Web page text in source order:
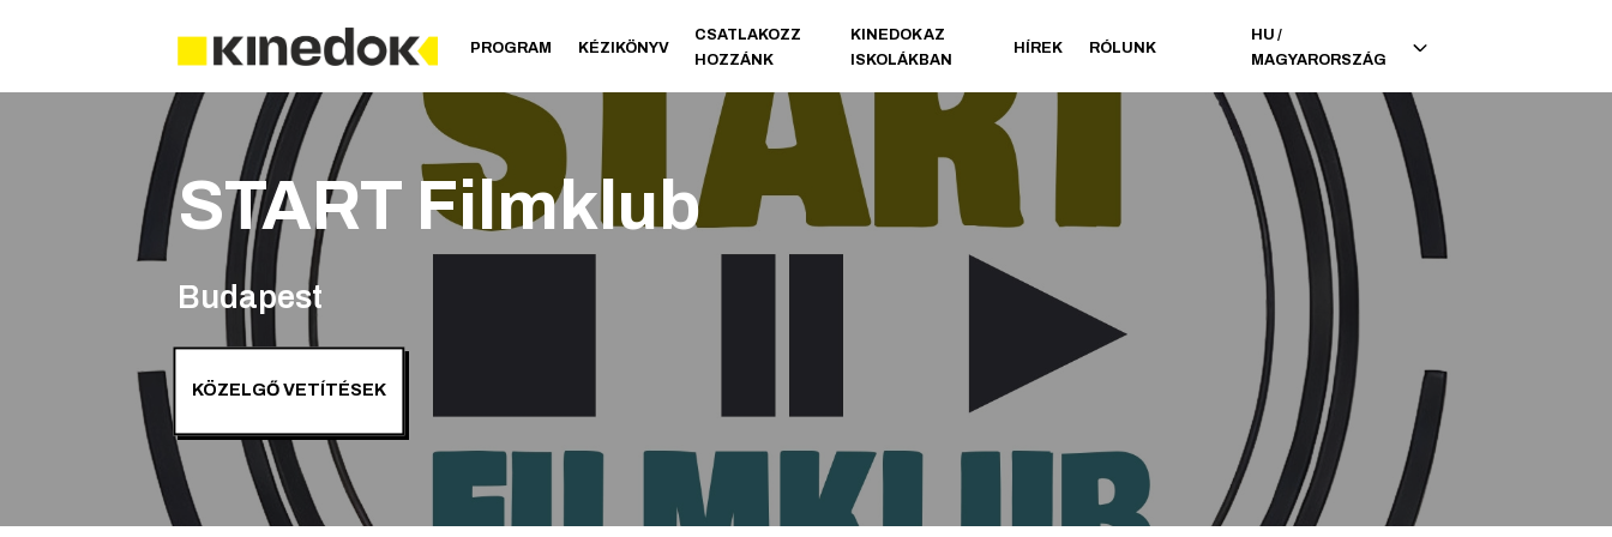
PROGRAM KÉZIKÖNYV
CSATLAKOZZ
HOZZÁNK
KINEDOK AZ
ISKOLÁKBAN
HÍREK RÓLUNK
HU /
MAGYARORSZÁG
START Filmklub
Budapest
KÖZELGŐ VETÍTÉSEK